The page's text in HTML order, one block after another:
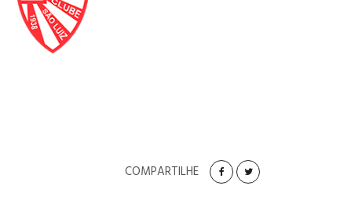
COMPARTILHE